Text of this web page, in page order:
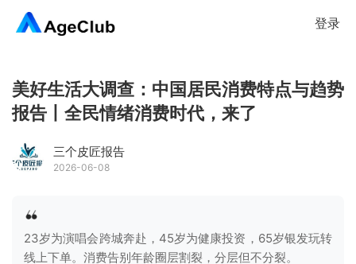
登录
美好生活大调查：中国居民消费特点与趋势
报告丨全民情绪消费时代，来了
三个皮匠报告
2026-06-08
23岁为演唱会跨城奔赴，45岁为健康投资，65岁银发玩转
线上下单。消费告别年龄圈层割裂，分层但不分裂。